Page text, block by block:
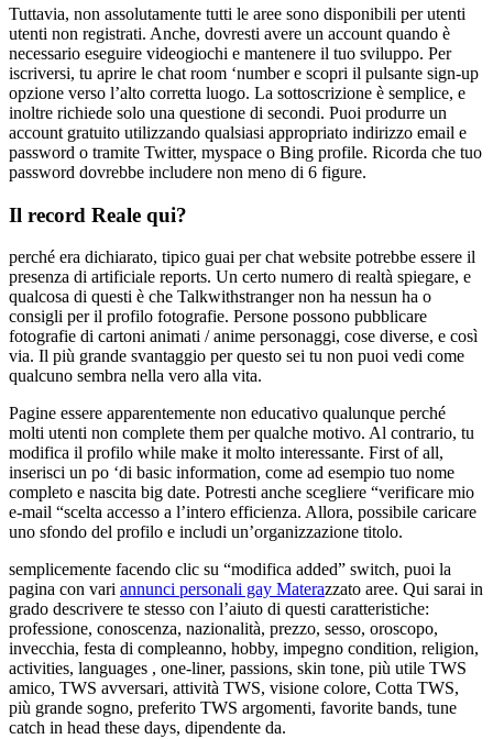
Tuttavia, non assolutamente tutti le aree sono disponibili per utenti
utenti non registrati. Anche, dovresti avere un account quando è
necessario eseguire videogiochi e mantenere il tuo sviluppo. Per
iscriversi, tu aprire le chat room ‘number e scopri il pulsante sign-up
opzione verso l’alto corretta luogo. La sottoscrizione è semplice, e
inoltre richiede solo una questione di secondi. Puoi produrre un
account gratuito utilizzando qualsiasi appropriato indirizzo email e
password o tramite Twitter, myspace o Bing profile. Ricorda che tuo
password dovrebbe includere non meno di 6 figure.
Il record Reale qui?
perché era dichiarato, tipico guai per chat website potrebbe essere il
presenza di artificiale reports. Un certo numero di realtà spiegare, e
qualcosa di questi è che Talkwithstranger non ha nessun ha o
consigli per il profilo fotografie. Persone possono pubblicare
fotografie di cartoni animati / anime personaggi, cose diverse, e così
via. Il più grande svantaggio per questo sei tu non puoi vedi come
qualcuno sembra nella vero alla vita.
Pagine essere apparentemente non educativo qualunque perché
molti utenti non complete them per qualche motivo. Al contrario, tu
modifica il profilo while make it molto interessante. First of all,
inserisci un po ‘di basic information, come ad esempio tuo nome
completo e nascita big date. Potresti anche scegliere “verificare mio
e-mail “scelta accesso a l’intero efficienza. Allora, possibile caricare
uno sfondo del profilo e includi un’organizzazione titolo.
semplicemente facendo clic su “modifica added” switch, puoi la
pagina con vari annunci personali gay Materazzato aree. Qui sarai in
grado descrivere te stesso con l’aiuto di questi caratteristiche:
professione, conoscenza, nazionalità, prezzo, sesso, oroscopo,
invecchia, festa di compleanno, hobby, impegno condition, religion,
activities, languages ​​, one-liner, passions, skin tone, più utile TWS
amico, TWS avversari, attività TWS, visione colore, Cotta TWS,
più grande sogno, preferito TWS argomenti, favorite bands, tune
catch in head these days, dipendente da.